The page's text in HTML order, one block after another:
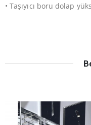
• Taşıyıcı boru dolap